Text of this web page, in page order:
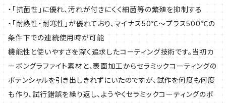
・「抗菌性」に優れ、汚れが付きにくく細菌等の繁殖を抑制する
・「耐熱性・耐寒性」が優れており、マイナス50℃～プラス500℃の
条件下での連続使用時が可能
機能性と使いやすさを深く追求したコーティング技術です。当初カ
ーボングラファイト素材と、表面加工からセラミックコーティングの
ポテンシャルを引き出しきれずにいたのですが、試作を何度も何度
も作り、試行錯誤を繰り返し、ようやくセラミックコーティングのポ